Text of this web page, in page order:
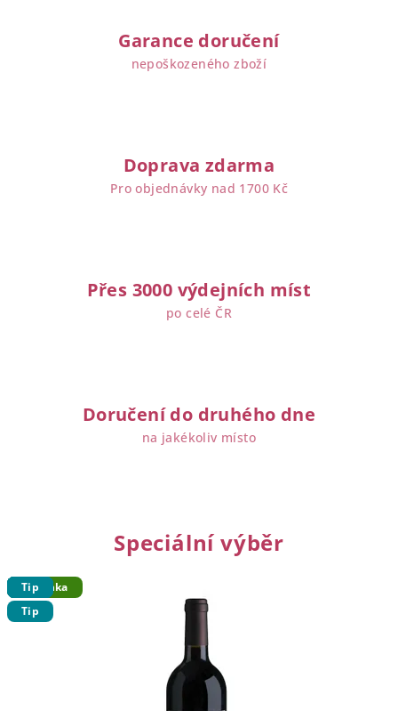
Garance doručení
nepoškozeného zboží
Doprava zdarma
Pro objednávky nad 1700 Kč
Přes 3000 výdejních míst
po celé ČR
Doručení do druhého dne
na jakékoliv místo
Speciální výběr
Tip
Tip
Novinka
Tip
Tip
Tip
Tip
Tip